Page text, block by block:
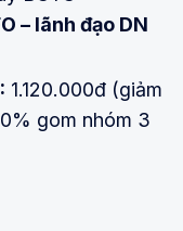
– lãnh đạo DN
1.120.000đ (giảm
gom nhóm 3